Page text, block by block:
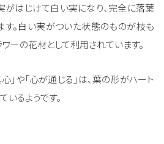
がはじけて白い実になり、完全に落葉
す。白い実がついた状態のものが枝も
ワーの花材として利用されています。
」や「心が通じる」は、葉の形がハート
いるようです。